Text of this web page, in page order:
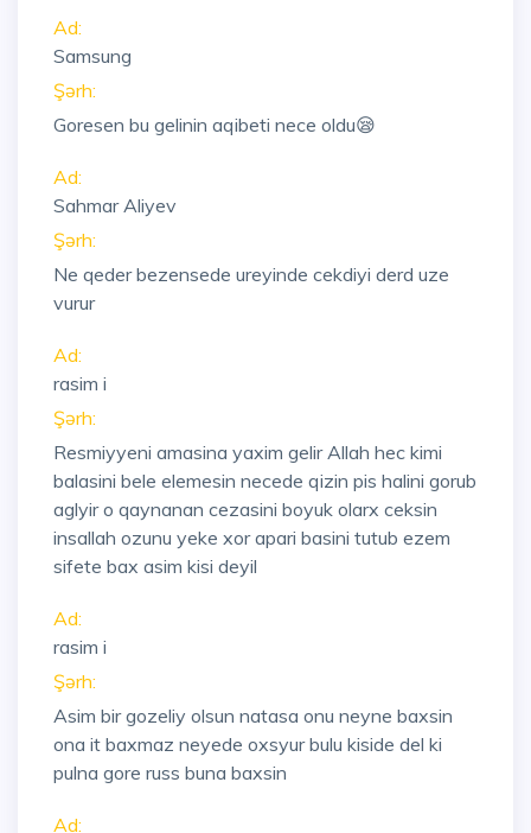
Ad:
Samsung
Şərh:
Goresen bu gelinin aqibeti nece oldu😪
Ad:
Sahmar Aliyev
Şərh:
Ne qeder bezensede ureyinde cekdiyi derd uze
vurur
Ad:
rasim i
Şərh:
Resmiyyeni amasina yaxim gelir Allah hec kimi
balasini bele elemesin necede qizin pis halini gorub
aglyir o qaynanan cezasini boyuk olarx ceksin
insallah ozunu yeke xor apari basini tutub ezem
sifete bax asim kisi deyil
Ad:
rasim i
Şərh:
Asim bir gozeliy olsun natasa onu neyne baxsin
ona it baxmaz neyede oxsyur bulu kiside del ki
pulna gore russ buna baxsin
Ad: